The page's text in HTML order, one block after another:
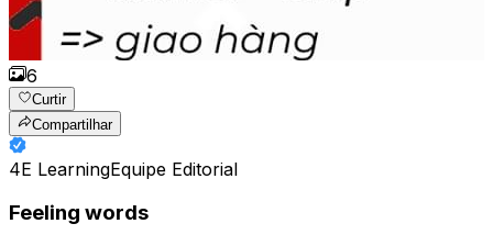
6
Curtir
Compartilhar
4E LearningEquipe Editorial
Feeling words